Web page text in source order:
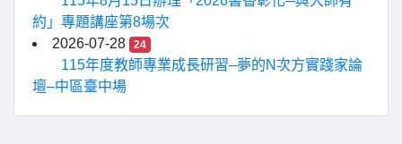
約」專題講座第8場次
2026-07-28
24
115年度教師專業成長研習–夢的N次方實踐家論
壇–中區臺中場